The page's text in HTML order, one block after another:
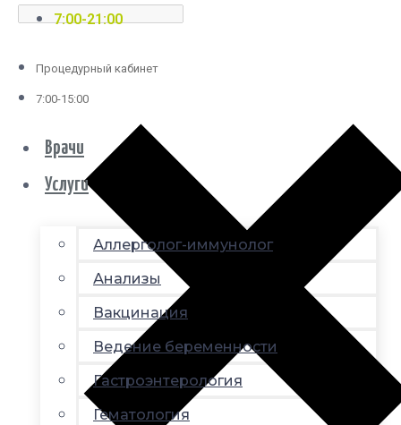
7:00-21:00
Процедурный кабинет
7:00-15:00
Врачи
Услуги
Аллерголог-иммунолог
Анализы
Вакцинация
Ведение беременности
Гастроэнтерология
Гематология